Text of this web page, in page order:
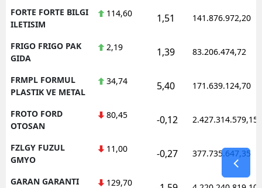
FORTE FORTE BILGI
ILETISIM
114,60 1,51 141.876.972,20
FRIGO FRIGO PAK
GIDA
2,19 1,39 83.206.474,72
FRMPL FORMUL
PLASTIK VE METAL
34,74 5,40 171.639.124,70
FROTO FORD
OTOSAN
80,45 -0,12 2.427.314.579,15
FZLGY FUZUL
GMYO
11,00 -0,27 377.735.647,35
GARAN GARANTI
129,70